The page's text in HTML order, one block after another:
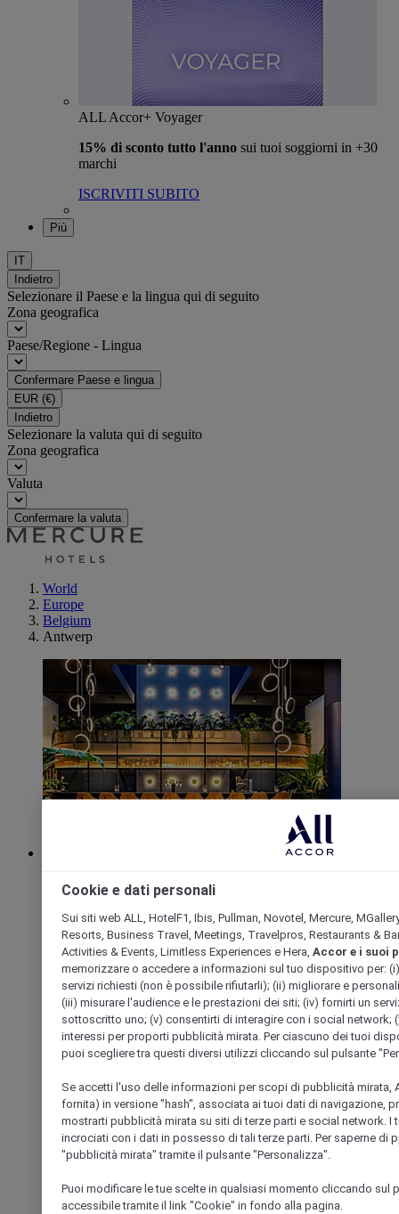
ALL Accor+ Voyager
15% di sconto tutto l'anno sui tuoi soggiorni in +30
marchi
ISCRIVITI SUBITO
Più
IT
Indietro
Selezionare il Paese e la lingua qui di seguito
Zona geografica
Paese/Regione - Lingua
Confermare Paese e lingua
EUR (€)
Indietro
Selezionare la valuta qui di seguito
Zona geografica
Valuta
Confermare la valuta
World
Europe
Belgium
Antwerp
Mercure Antwerp City South
Il Mercure Antwerp City South è caratterizzato da un
esclusivo stile sportivo grazie alla recente ristrutturazione. Il
design degli interni rende omaggio al centenario delle
Olimpiadi. Contattate il team sempre disponibile per
un'esperienza locale autentica. L'elegante hotel a 4 stelle è
situato nel quartiere degli affari, al di fuori della zona a basse
emissioni. Relax con vista sul parco? Pace e tranquillità della
terrazza o del parco di Domein Hertoghe? Abbiamo tutto! Vi
4,0/5 Rated 4,0 of 5
Cookie e dati personali
Sui siti web ALL, HotelF1, Ibis, Pullman, Novotel, Mercure,
Resorts, Business Travel, Meetings, Travelpros, Restaurants &
Activities & Events, Limitless Experiences e Hera, Accor e i suoi
memorizzare o accedere a informazioni sul tuo dispositivo per:
servizi richiesti (non è possibile rifiutarli); (ii) migliorare e
(iii) misurare l'audience e le prestazioni dei siti; (iv) fornirti un
sottoscritto uno; (v) consentirti di interagire con i social network;
interessi per proporti pubblicità mirata. Per ciascuno dei tuoi
puoi scegliere tra questi diversi utilizzi cliccando sul pulsante
Se accetti l'uso delle informazioni per scopi di pubblicità mirata,
fornita) in versione "hash", associata ai tuoi dati di navigazione,
mostrarti pubblicità mirata su siti di terze parti e social network. I
incrociati con i dati in possesso di tali terze parti. Per saperne di
"pubblicità mirata" tramite il pulsante "Personalizza".
Puoi modificare le tue scelte in qualsiasi momento cliccando sul
accessibile tramite il link "Cookie" in fondo alla pagina.